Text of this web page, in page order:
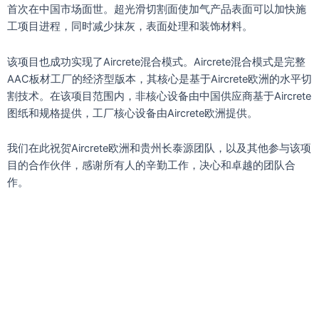
首次在中国市场面世。超光滑切割面使加气产品表面可以加快施
工项目进程，同时减少抹灰，表面处理和装饰材料。
该项目也成功实现了Aircrete混合模式。Aircrete混合模式是完整
AAC板材工厂的经济型版本，其核心是基于Aircrete欧洲的水平切
割技术。在该项目范围内，非核心设备由中国供应商基于Aircrete
图纸和规格提供，工厂核心设备由Aircrete欧洲提供。
我们在此祝贺Aircrete欧洲和贵州长泰源团队，以及其他参与该项
目的合作伙伴，感谢所有人的辛勤工作，决心和卓越的团队合
作。